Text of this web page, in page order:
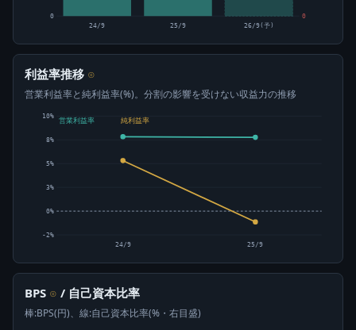
0 0
24/9 25/9 26/9(予)
利益率推移 ⊙
営業利益率と純利益率(%)。分割の影響を受けない収益力の推移
-2%
0%
3%
5%
8%
10%
営業利益率 純利益率
24/9 25/9
BPS ⊙ / 自己資本比率
棒:BPS(円)、線:自己資本比率(%・右目盛)